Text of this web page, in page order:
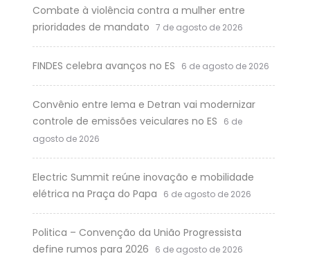
Combate à violência contra a mulher entre
prioridades de mandato 7 de agosto de 2026
FINDES celebra avanços no ES 6 de agosto de 2026
Convênio entre Iema e Detran vai modernizar
controle de emissões veiculares no ES
6 de
agosto de 2026
Electric Summit reúne inovação e mobilidade
elétrica na Praça do Papa
6 de agosto de 2026
Politica – Convenção da União Progressista
define rumos para 2026
6 de agosto de 2026